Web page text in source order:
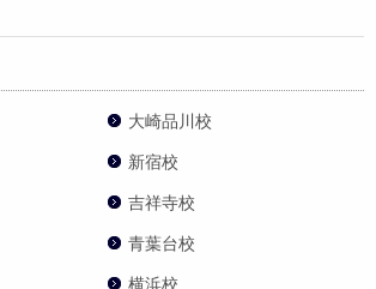
大崎品川校
新宿校
吉祥寺校
青葉台校
横浜校